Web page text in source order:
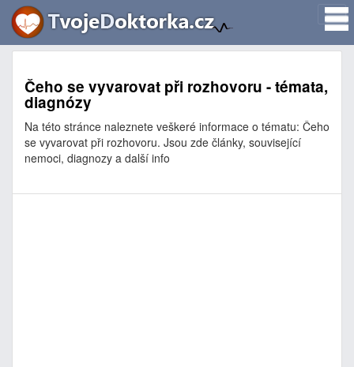
Čeho se vyvarovat při rozhovoru - témata,
diagnózy
Na této stránce naleznete veškeré informace o tématu: Čeho
se vyvarovat při rozhovoru. Jsou zde články, související
nemoci, diagnozy a další info